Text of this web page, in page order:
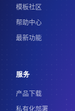
模板社区
帮助中心
最新功能
服务
产品下载
私有化部署